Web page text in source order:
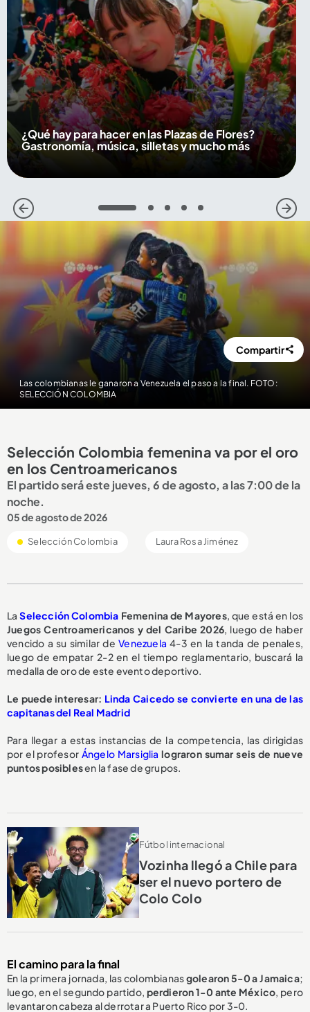
¿Qué hay para hacer en las Plazas de Flores?
Gastronomía, música, silletas y mucho más
1 2 3 4 5
Las colombianas le ganaron a Venezuela el paso a la final. FOTO:
SELECCIÓN COLOMBIA
Compartir
Selección Colombia femenina va por el oro
en los Centroamericanos
El partido será este jueves, 6 de agosto, a las 7:00 de la
noche.
05 de agosto de 2026
Selección Colombia Laura Rosa Jiménez
LaSelección Colombia Femenina de Mayores, que está en los
Juegos Centroamericanos y del Caribe 2026, luego de haber
vencido a su similar deVenezuela 4-3 en la tanda de penales,
luego de empatar 2-2 en el tiempo reglamentario, buscará la
medalla de oro de este evento deportivo.
Le puede interesar: Linda Caicedo se convierte en una de las
capitanas del Real Madrid
Para llegar a estas instancias de la competencia, las dirigidas
por el profesor Ángelo Marsiglia lograron sumar seis de nueve
puntos posiblesen la fase de grupos.
Fútbol internacional
Vozinha llegó a Chile para
ser el nuevo portero de
Colo Colo
El camino para la final
En la primera jornada, las colombianasgolearon 5-0 a Jamaica;
luego, en el segundo partido, perdieron 1-0 ante México, pero
levantaron cabeza al derrotar a Puerto Rico por 3-0.